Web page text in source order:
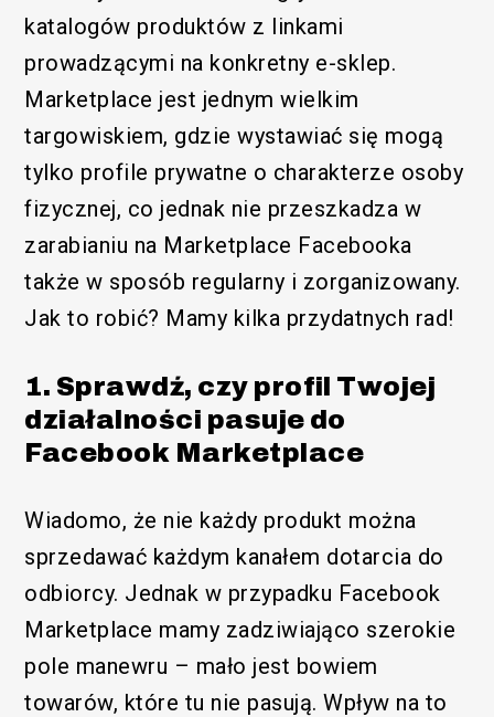
katalogów produktów z linkami
prowadzącymi na konkretny e-sklep.
Marketplace jest jednym wielkim
targowiskiem, gdzie wystawiać się mogą
tylko profile prywatne o charakterze osoby
fizycznej, co jednak nie przeszkadza w
zarabianiu na Marketplace Facebooka
także w sposób regularny i zorganizowany.
Jak to robić? Mamy kilka przydatnych rad!
1. Sprawdź, czy profil Twojej
działalności pasuje do
Facebook Marketplace
Wiadomo, że nie każdy produkt można
sprzedawać każdym kanałem dotarcia do
odbiorcy. Jednak w przypadku Facebook
Marketplace mamy zadziwiająco szerokie
pole manewru – mało jest bowiem
towarów, które tu nie pasują. Wpływ na to